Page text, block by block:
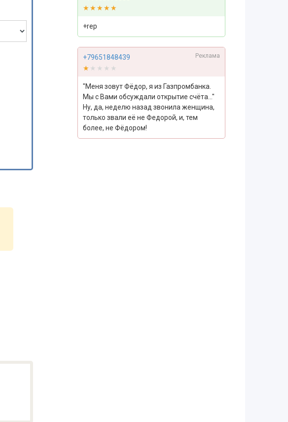
★★★★★
★★★★★
+rep
+79651848439 Реклама
★★★★★
★★★★★
"Меня зовут Фёдор, я из Газпромбанка.
Мы с Вами обсуждали открытие счёта..."
Ну, да, неделю назад звонила женщина,
только звали её не Федорой, и, тем
более, не Фёдором!